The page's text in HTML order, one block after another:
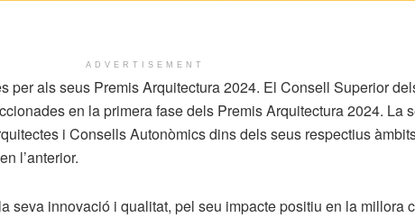
ADVERTISEMENT
per als seus Premis Arquitectura 2024. El Consell Superior
en la primera fase dels Premis Arquitectura 2024. La
i Consells Autonòmics dins dels seus respectius
l’anterior.
seva innovació i qualitat, pel seu impacte positiu en la millora